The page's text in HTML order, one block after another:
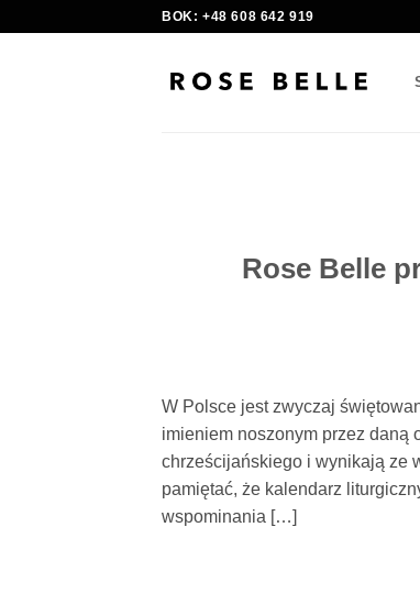
BOK: +48 608 642 919
Rose Belle
W Polsce jest zwyczaj
imieniem noszonym przez daną
chrześcijańskiego i wynikają ze
pamiętać, że kalendarz
wspominania […]